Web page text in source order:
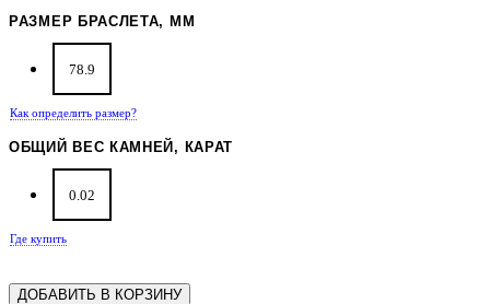
РАЗМЕР БРАСЛЕТА, ММ
78.9
Как определить размер?
ОБЩИЙ ВЕС КАМНЕЙ, КАРАТ
0.02
Где купить
ДОБАВИТЬ В КОРЗИНУ